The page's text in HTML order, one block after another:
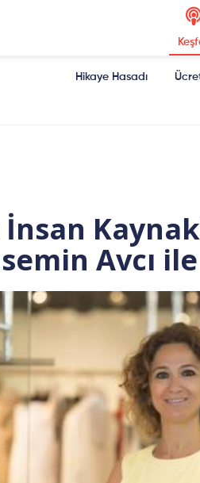
Hikaye Hasadı
Avcı